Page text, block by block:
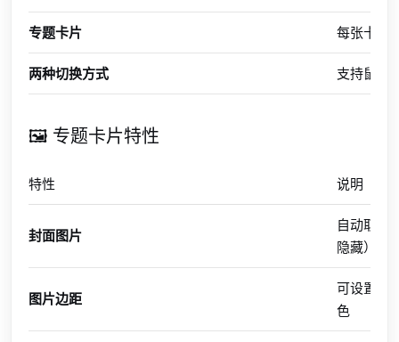
专题卡片 每张卡片
两种切换方式 支持鼠标
🖼️ 专题卡片特性
特性 说明
封面图片
自动取该
隐藏）
图片边距
可设置封
色